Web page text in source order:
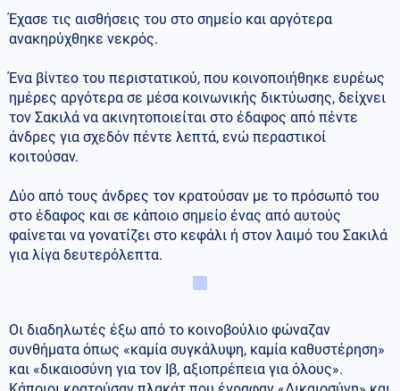
Έχασε τις αισθήσεις του στο σημείο και αργότερα
ανακηρύχθηκε νεκρός.
Ένα βίντεο του περιστατικού, που κοινοποιήθηκε ευρέως
ημέρες αργότερα σε μέσα κοινωνικής δικτύωσης, δείχνει
τον Σακιλά να ακινητοποιείται στο έδαφος από πέντε
άνδρες για σχεδόν πέντε λεπτά, ενώ περαστικοί
κοιτούσαν.
Δύο από τους άνδρες τον κρατούσαν με το πρόσωπό του
στο έδαφος και σε κάποιο σημείο ένας από αυτούς
φαίνεται να γονατίζει στο κεφάλι ή στον λαιμό του Σακιλά
για λίγα δευτερόλεπτα.
Οι διαδηλωτές έξω από το κοινοβούλιο φώναζαν
συνθήματα όπως «καμία συγκάλυψη, καμία καθυστέρηση»
και «δικαιοσύνη για τον Ιβ, αξιοπρέπεια για όλους».